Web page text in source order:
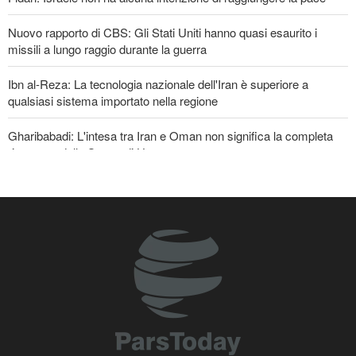
Nuovo rapporto di CBS: Gli Stati Uniti hanno quasi esaurito i
missili a lungo raggio durante la guerra
Ibn al-Reza: La tecnologia nazionale dell'Iran è superiore a
qualsiasi sistema importato nella regione
Gharibabadi: L'intesa tra Iran e Oman non significa la completa
riapertura dello Stretto di Hormuz
Oltre 22 milioni di pellegrini hanno partecipato al pellegrinaggio